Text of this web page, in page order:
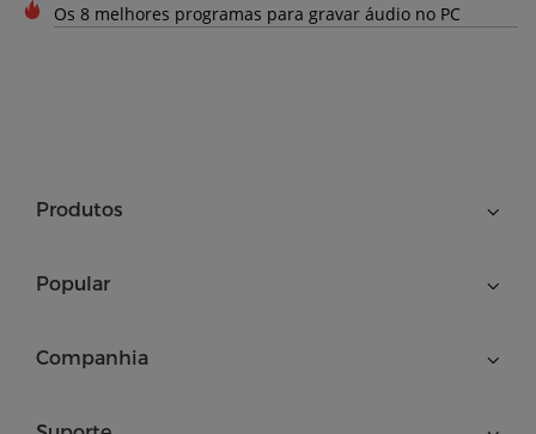
Os 8 melhores programas para gravar áudio no PC
Produtos
Popular
Companhia